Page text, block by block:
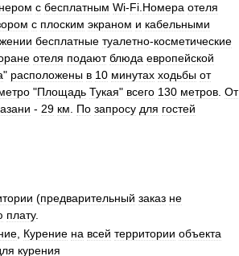
с бесплатным Wi-Fi Номера отеля
с плоским экраном и кабельными
бесплатные туалетно-косметические
отеля подают блюда европейской
" расположены в 10 минутах ходьбы от
"Площадь Тукая" всего 130 метров От
- 29 км По запросу для гостей
(предварительный заказ не
плату.
Курение на всей территории объекта
курения